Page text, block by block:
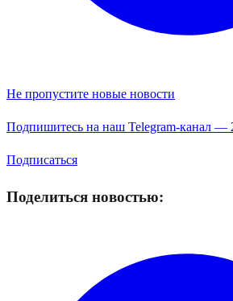
Не пропустите новые новости
Подпишитесь на наш Telegram-канал —
Подписаться
Поделиться новостью: